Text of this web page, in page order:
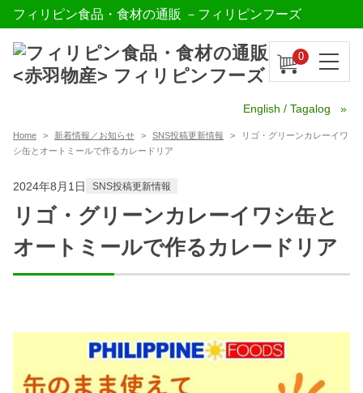
フィリピン食品・食材の通販 －フィリピンフーズ
0
English / Tagalog
Home 新着情報／お知らせ SNS投稿更新情報
リゴ・グリーンカレーイワ
シ缶とオートミールで作るカレードリア
2024年8月1日 SNS投稿更新情報
リゴ・グリーンカレーイワシ缶と
オートミールで作るカレードリア